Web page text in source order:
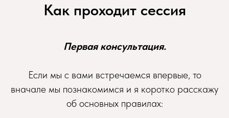
Как проходит сессия
Первая консультация.
Если мы с вами встречаемся впервые, то
вначале мы познакомимся и я коротко расскажу
об основных правилах: